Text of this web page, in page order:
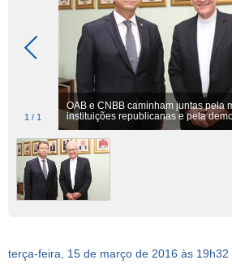
OAB e CNBB caminham juntas pela
instituições republicanas e pela
1 / 1
terça-feira, 15 de março de 2016 às 19h32